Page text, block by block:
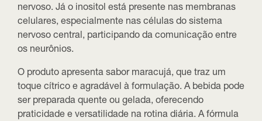
nervoso. Já o inositol está presente nas membranas
celulares, especialmente nas células do sistema
nervoso central, participando da comunicação entre
os neurônios.
O produto apresenta sabor maracujá, que traz um
toque cítrico e agradável à formulação. A bebida pode
ser preparada quente ou gelada, oferecendo
praticidade e versatilidade na rotina diária. A fórmula